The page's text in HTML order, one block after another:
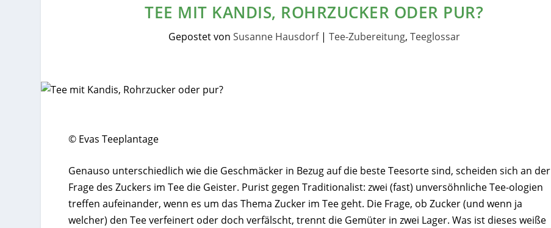
TEE MIT KANDIS, ROHRZUCKER ODER PUR?
Gepostet von Susanne Hausdorf| Tee-Zubereitung, Teeglossar
© Evas Teeplantage
Genauso unterschiedlich wie die Geschmäcker in Bezug auf die beste Teesorte sind, scheiden sich an der
Frage des Zuckers im Tee die Geister. Purist gegen Traditionalist: zwei (fast) unversöhnliche Tee-ologien
treffen aufeinander, wenn es um das Thema Zucker im Tee geht. Die Frage, ob Zucker (und wenn ja
welcher) den Tee verfeinert oder doch verfälscht, trennt die Gemüter in zwei Lager. Was ist dieses weiße